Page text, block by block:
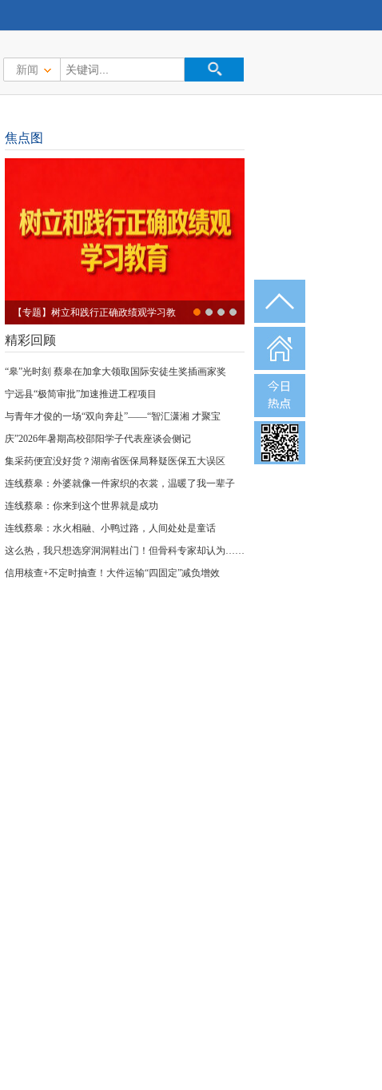
新闻
焦点图
【专题】树立和践行正确政绩观学习教
育
精彩回顾
“皋”光时刻 蔡皋在加拿大领取国际安徒生奖插画家奖
宁远县“极简审批”加速推进工程项目
与青年才俊的一场“双向奔赴”——“智汇潇湘 才聚宝
庆”2026年暑期高校邵阳学子代表座谈会侧记
集采药便宜没好货？湖南省医保局释疑医保五大误区
连线蔡皋：外婆就像一件家织的衣裳，温暖了我一辈子
连线蔡皋：你来到这个世界就是成功
连线蔡皋：水火相融、小鸭过路，人间处处是童话
这么热，我只想选穿洞洞鞋出门！但骨科专家却认为……
信用核查+不定时抽查！大件运输“四固定”减负增效